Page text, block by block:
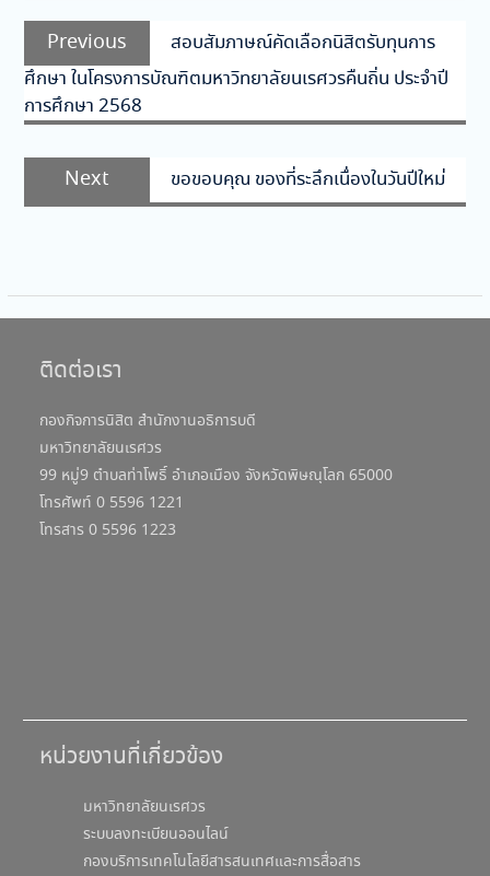
แนะแนว
เรื่อง
Previous
Previous
post:
สอบสัมภาษณ์คัดเลือกนิสิตรับทุนการ
ศึกษา ในโครงการบัณฑิตมหาวิทยาลัยนเรศวรคืนถิ่น ประจำปี
การศึกษา 2568
Next
post:
ขอขอบคุณ ของที่ระลึกเนื่องในวันปีใหม่
ติดต่อเรา
กองกิจการนิสิต สำนักงานอธิการบดี
มหาวิทยาลัยนเรศวร
99 หมู่9 ตำบลท่าโพธิ์ อำเภอเมือง จังหวัดพิษณุโลก 65000
โทรศัพท์ 0 5596 1221
โทรสาร 0 5596 1223
หน่วยงานที่เกี่ยวข้อง
มหาวิทยาลัยนเรศวร
ระบบลงทะเบียนออนไลน์
กองบริการเทคโนโลยีสารสนเทศและการสื่อสาร